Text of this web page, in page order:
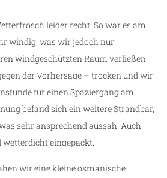
leider recht. So war es am
windig, was wir jedoch nur
windgeschützten Raum verließen.
der Vorhersage – trocken und wir
für einen Spaziergang am
befand sich ein weitere Strandbar,
sehr ansprechend aussah. Auch
eingepackt.
wir eine kleine osmanische